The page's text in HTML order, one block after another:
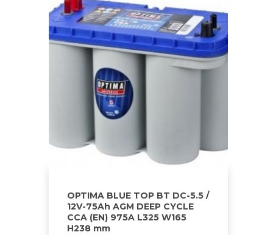
OPTIMA BLUE TOP BT DC-5.5 /
12V-75Ah AGM DEEP CYCLE
CCA (EN) 975A L325 W165
H238 mm